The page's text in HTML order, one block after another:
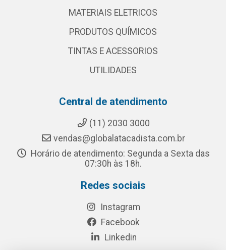
MATERIAIS ELETRICOS
PRODUTOS QUÍMICOS
TINTAS E ACESSORIOS
UTILIDADES
Central de atendimento
(11) 2030 3000
vendas@globalatacadista.com.br
Horário de atendimento: Segunda a Sexta das
07:30h às 18h.
Redes sociais
Instagram
Facebook
Linkedin